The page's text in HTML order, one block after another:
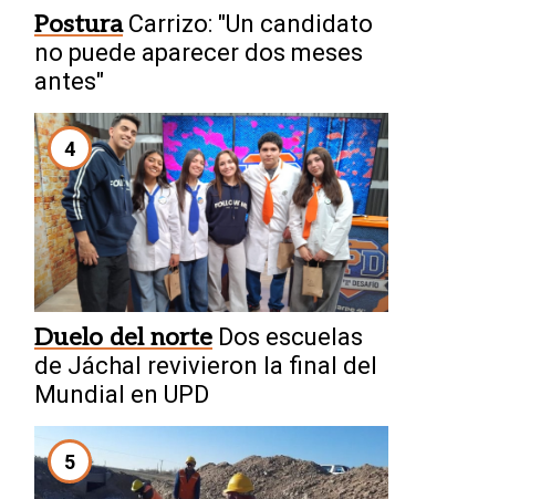
Postura Carrizo: "Un candidato
no puede aparecer dos meses
antes"
4
Duelo del norte Dos escuelas
de Jáchal revivieron la final del
Mundial en UPD
5